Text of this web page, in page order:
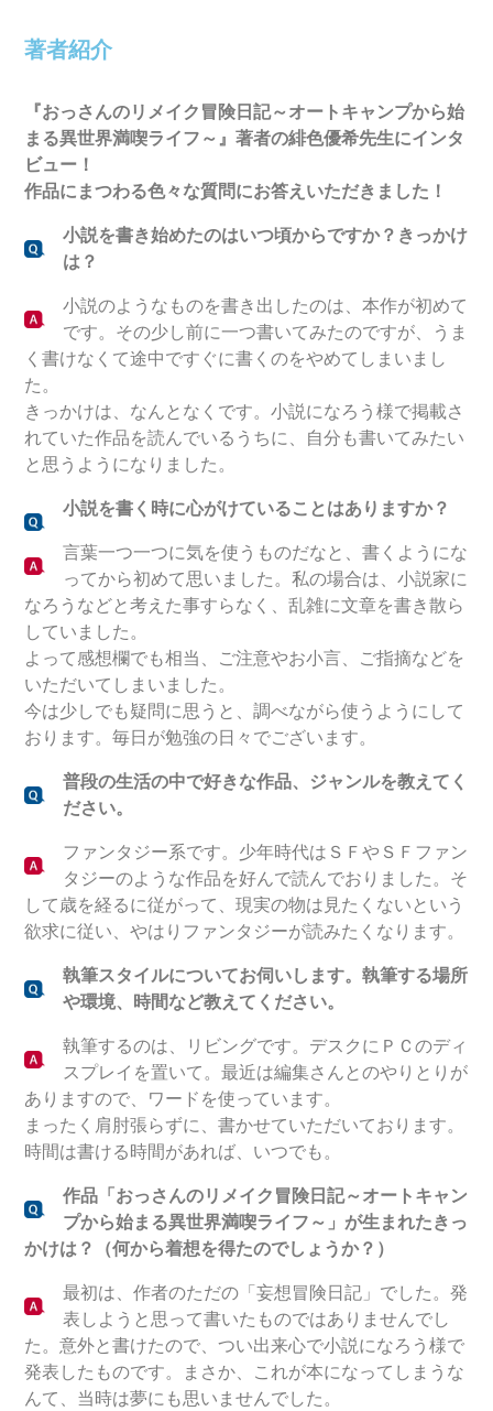
著者紹介
『おっさんのリメイク冒険日記～オートキャンプから始
まる異世界満喫ライフ～』著者の緋色優希先生にインタ
ビュー！
作品にまつわる色々な質問にお答えいただきました！
小説を書き始めたのはいつ頃からですか？きっかけ
は？
小説のようなものを書き出したのは、本作が初めて
です。その少し前に一つ書いてみたのですが、うま
く書けなくて途中ですぐに書くのをやめてしまいまし
た。
きっかけは、なんとなくです。小説になろう様で掲載さ
れていた作品を読んでいるうちに、自分も書いてみたい
と思うようになりました。
小説を書く時に心がけていることはありますか？
言葉一つ一つに気を使うものだなと、書くようにな
ってから初めて思いました。私の場合は、小説家に
なろうなどと考えた事すらなく、乱雑に文章を書き散ら
していました。
よって感想欄でも相当、ご注意やお小言、ご指摘などを
いただいてしまいました。
今は少しでも疑問に思うと、調べながら使うようにして
おります。毎日が勉強の日々でございます。
普段の生活の中で好きな作品、ジャンルを教えてく
ださい。
ファンタジー系です。少年時代はＳＦやＳＦファン
タジーのような作品を好んで読んでおりました。そ
して歳を経るに従がって、現実の物は見たくないという
欲求に従い、やはりファンタジーが読みたくなります。
執筆スタイルについてお伺いします。執筆する場所
や環境、時間など教えてください。
執筆するのは、リビングです。デスクにＰＣのディ
スプレイを置いて。最近は編集さんとのやりとりが
ありますので、ワードを使っています。
まったく肩肘張らずに、書かせていただいております。
時間は書ける時間があれば、いつでも。
作品「おっさんのリメイク冒険日記～オートキャン
プから始まる異世界満喫ライフ～」が生まれたきっ
かけは？（何から着想を得たのでしょうか？）
最初は、作者のただの「妄想冒険日記」でした。発
表しようと思って書いたものではありませんでし
た。意外と書けたので、つい出来心で小説になろう様で
発表したものです。まさか、これが本になってしまうな
んて、当時は夢にも思いませんでした。